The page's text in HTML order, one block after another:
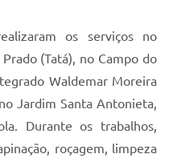
os serviços no
(Tatá), no Campo do
Waldemar Moreira
Jardim Santa Antonieta,
Durante os trabalhos,
roçagem, limpeza